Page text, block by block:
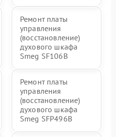
Ремонт платы
управления
(восстановление)
духового шкафа
Smeg SF106B
Ремонт платы
управления
(восстановление)
духового шкафа
Smeg SFP496B